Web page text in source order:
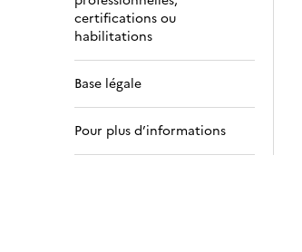
certifications ou
habilitations
Base légale
Pour plus d’informations